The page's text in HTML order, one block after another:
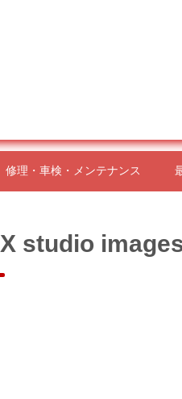
修理・車検・メンテナンス
studio